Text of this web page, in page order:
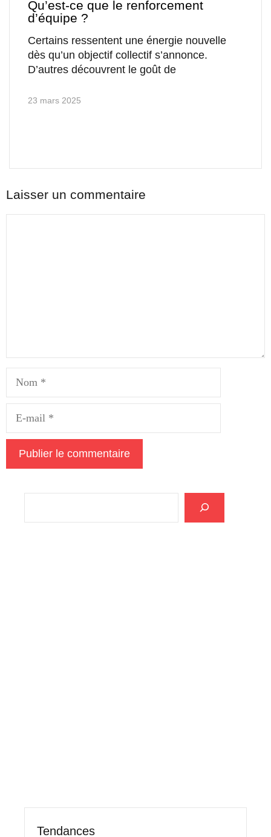
Qu’est-ce que le renforcement
d’équipe ?
Certains ressentent une énergie nouvelle
dès qu’un objectif collectif s’annonce.
D’autres découvrent le goût de
23 mars 2025
Laisser un commentaire
mail
Tendances